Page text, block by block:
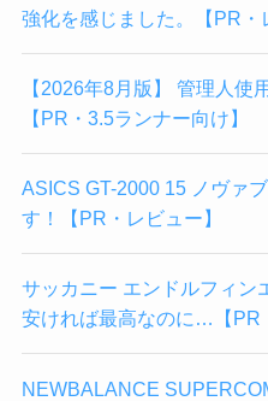
強化を感じました。【PR・
【2026年8月版】 管理人使
【PR・3.5ランナー向け】
ASICS GT-2000 15 ノヴァ
す！【PR・レビュー】
サッカニー エンドルフィン
安ければ最高なのに…【PR
NEWBALANCE